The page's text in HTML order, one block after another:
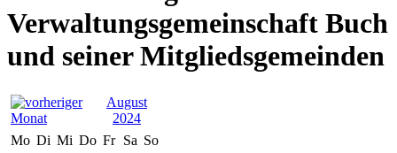
Verwaltungsgemeinschaft Buch
und seiner Mitgliedsgemeinden
August
2024
Mo Di Mi Do Fr Sa So